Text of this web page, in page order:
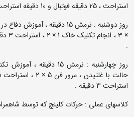
استراحت ، 25 دقیقه فوتبال و 10 دقیقه استراحت .
.
استراحت 3 دقیقه .
کلاسهای عملی : حرکات کلینچ که توسط